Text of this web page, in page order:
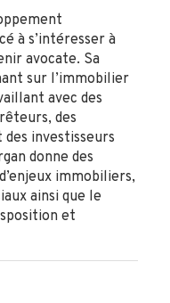
à s’intéresser à
avocate. Sa
sur l’immobilier
avec des
des
investisseurs
donne des
immobiliers,
ainsi que le
et